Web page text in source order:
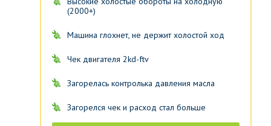
(2000+)
Машина глохнет, не держит холостой ход
Чек двигателя 2kd-ftv
Загорелась контролька давления масла
Загорелся чек и расход стал больше